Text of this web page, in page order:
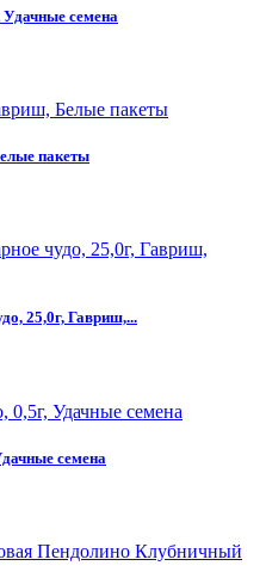
Удачные семена
пакеты
25,0г, Гавриш,...
семена